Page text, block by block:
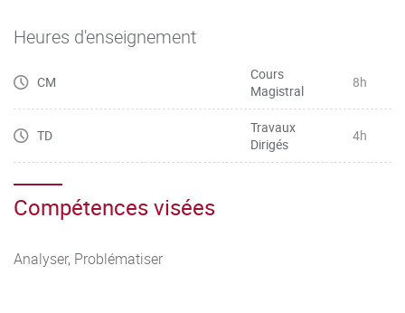
Heures d'enseignement
CM
Cours
Magistral
8h
TD
Travaux
Dirigés
4h
Compétences visées
Analyser, Problématiser